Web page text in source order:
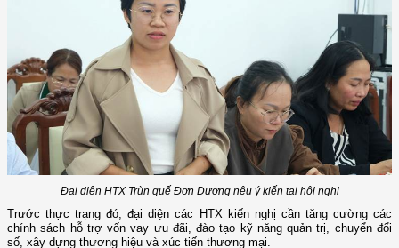
Đại diện HTX Trùn quế Đơn Dương nêu ý kiến tại hội nghị
Trước thực trạng đó, đại diện các HTX kiến nghị cần tăng cường các
chính sách hỗ trợ vốn vay ưu đãi, đào tạo kỹ năng quản trị, chuyển đổi
số, xây dựng thương hiệu và xúc tiến thương mại.